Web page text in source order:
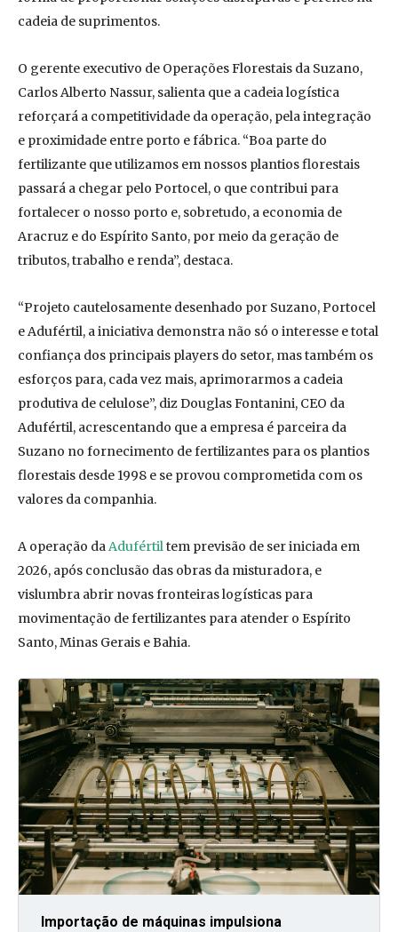
cadeia de suprimentos.
O gerente executivo de Operações Florestais da Suzano,
Carlos Alberto Nassur, salienta que a cadeia logística
reforçará a competitividade da operação, pela integração
e proximidade entre porto e fábrica. “Boa parte do
fertilizante que utilizamos em nossos plantios florestais
passará a chegar pelo Portocel, o que contribui para
fortalecer o nosso porto e, sobretudo, a economia de
Aracruz e do Espírito Santo, por meio da geração de
tributos, trabalho e renda”, destaca.
“Projeto cautelosamente desenhado por Suzano, Portocel
e Adufértil, a iniciativa demonstra não só o interesse e total
confiança dos principais players do setor, mas também os
esforços para, cada vez mais, aprimorarmos a cadeia
produtiva de celulose”, diz Douglas Fontanini, CEO da
Adufértil, acrescentando que a empresa é parceira da
Suzano no fornecimento de fertilizantes para os plantios
florestais desde 1998 e se provou comprometida com os
valores da companhia.
A operação daAdufértiltem previsão de ser iniciada em
2026, após conclusão das obras da misturadora, e
vislumbra abrir novas fronteiras logísticas para
movimentação de fertilizantes para atender o Espírito
Santo, Minas Gerais e Bahia.
Importação de máquinas impulsiona